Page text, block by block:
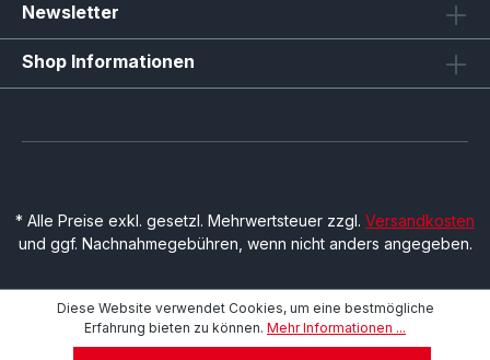
Newsletter
Shop Informationen
* Alle Preise exkl. gesetzl. Mehrwertsteuer zzgl. Versandkosten
und ggf. Nachnahmegebühren, wenn nicht anders angegeben.
Diese Website verwendet Cookies, um eine bestmögliche
Erfahrung bieten zu können. Mehr Informationen ...